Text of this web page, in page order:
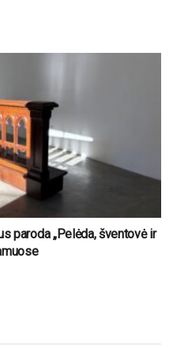
paroda „Pelėda, šventovė ir